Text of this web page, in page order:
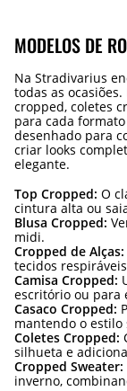
MODELOS DE
Na Stradivarius
todas as
cropped, coletes
para cada
desenhado para
criar looks
elegante.
Top Cropped: O
cintura alta ou
Blusa Cropped:
midi.
Cropped de Alças:
tecidos
Camisa Cropped:
escritório ou para
Casaco Cropped:
mantendo o estilo
Coletes Cropped:
silhueta e
Cropped Sweater:
inverno,